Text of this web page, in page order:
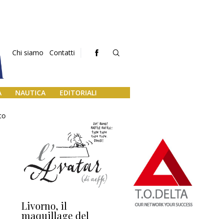
Chi siamo Contatti
NAUTICA EDITORIALI
Livorno, il
maquillage del
L’uscita di scena di